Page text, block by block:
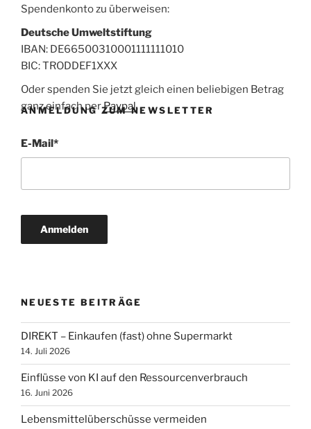
Spendenkonto zu überweisen:
Deutsche Umweltstiftung
IBAN: DE66500310001111111010
BIC: TRODDEF1XXX
Oder spenden Sie jetzt gleich einen beliebigen Betrag
ganz einfach perPaypal.
ANMELDUNG ZUM NEWSLETTER
E-Mail*
NEUESTE BEITRÄGE
DIREKT – Einkaufen (fast) ohne Supermarkt
14. Juli 2026
Einflüsse von KI auf den Ressourcenverbrauch
16. Juni 2026
Lebensmittelüberschüsse vermeiden